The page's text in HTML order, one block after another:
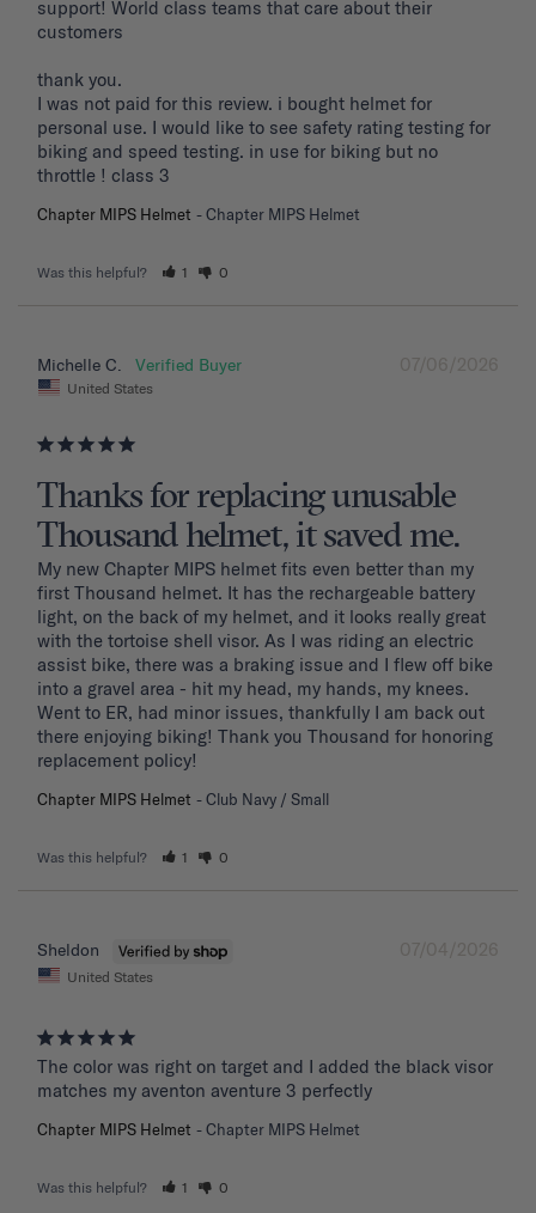
support! World class teams that care about their
customers
thank you.
I was not paid for this review. i bought helmet for
personal use. I would like to see safety rating testing for
biking and speed testing. in use for biking but no
throttle ! class 3
Chapter MIPS Helmet Chapter MIPS Helmet
Was this helpful? 1 0
07/06/2026
Michelle C.
United States
Thanks for replacing unusable
Thousand helmet, it saved me.
My new Chapter MIPS helmet fits even better than my
first Thousand helmet. It has the rechargeable battery
light, on the back of my helmet, and it looks really great
with the tortoise shell visor. As I was riding an electric
assist bike, there was a braking issue and I flew off bike
into a gravel area - hit my head, my hands, my knees.
Went to ER, had minor issues, thankfully I am back out
there enjoying biking! Thank you Thousand for honoring
replacement policy!
Chapter MIPS Helmet Club Navy / Small
Was this helpful? 1 0
07/04/2026
Sheldon
United States
The color was right on target and I added the black visor
matches my aventon aventure 3 perfectly
Chapter MIPS Helmet Chapter MIPS Helmet
Was this helpful? 1 0